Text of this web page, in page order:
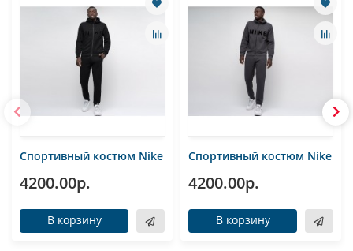
Спортивный костюм Nike
4200.00р.
В корзину
Спортивный костюм Nike
4200.00р.
В корзину